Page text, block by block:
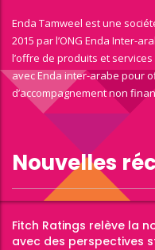
Enda Tamweel est une
2015 par l’ONG Enda Inter-
l’offre de produits et
avec Enda inter-arabe pour
d’accompagnement non
Nouvelles
Fitch Ratings relève la
avec des perspectives